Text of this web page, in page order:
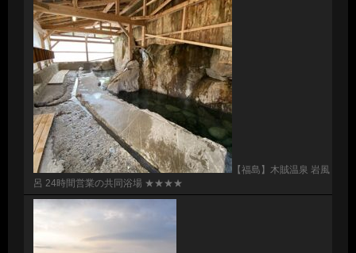
【福島】木賊温泉 岩風
呂 24時間営業の共同浴場 ★★★★